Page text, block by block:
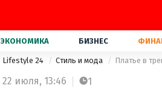
ЭКОНОМИКА БИЗНЕС
Lifestyle 24 Стиль и мода Платье в
22 июля, 13:46 1